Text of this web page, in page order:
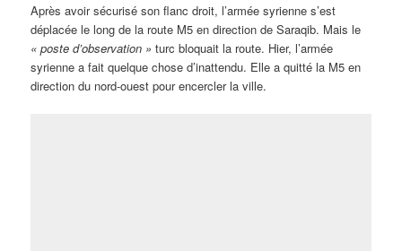
Après avoir sécurisé son flanc droit, l’armée syrienne s’est
déplacée le long de la route M5 en direction de Saraqib. Mais le
« poste d’observation » turc bloquait la route. Hier, l’armée
syrienne a fait quelque chose d’inattendu. Elle a quitté la M5 en
direction du nord-ouest pour encercler la ville.